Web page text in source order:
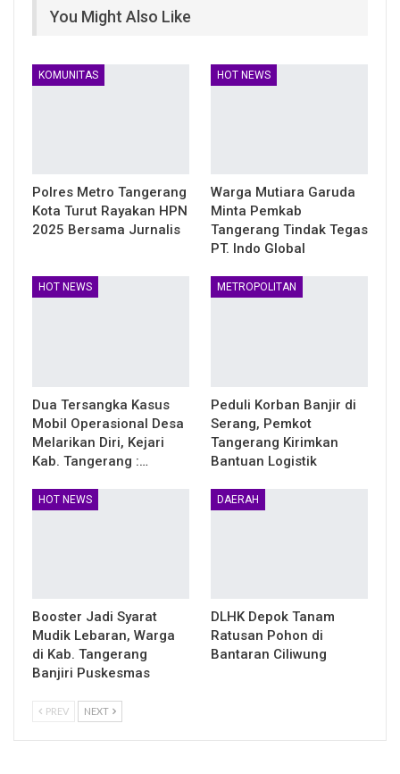
You Might Also Like
KOMUNITAS
Polres Metro Tangerang
Kota Turut Rayakan HPN
2025 Bersama Jurnalis
HOT NEWS
Warga Mutiara Garuda
Minta Pemkab
Tangerang Tindak Tegas
PT. Indo Global
HOT NEWS
Dua Tersangka Kasus
Mobil Operasional Desa
Melarikan Diri, Kejari
Kab. Tangerang :…
METROPOLITAN
Peduli Korban Banjir di
Serang, Pemkot
Tangerang Kirimkan
Bantuan Logistik
HOT NEWS
Booster Jadi Syarat
Mudik Lebaran, Warga
di Kab. Tangerang
Banjiri Puskesmas
DAERAH
DLHK Depok Tanam
Ratusan Pohon di
Bantaran Ciliwung
PREV NEXT